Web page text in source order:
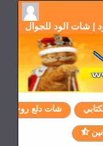
شات دلع روحي